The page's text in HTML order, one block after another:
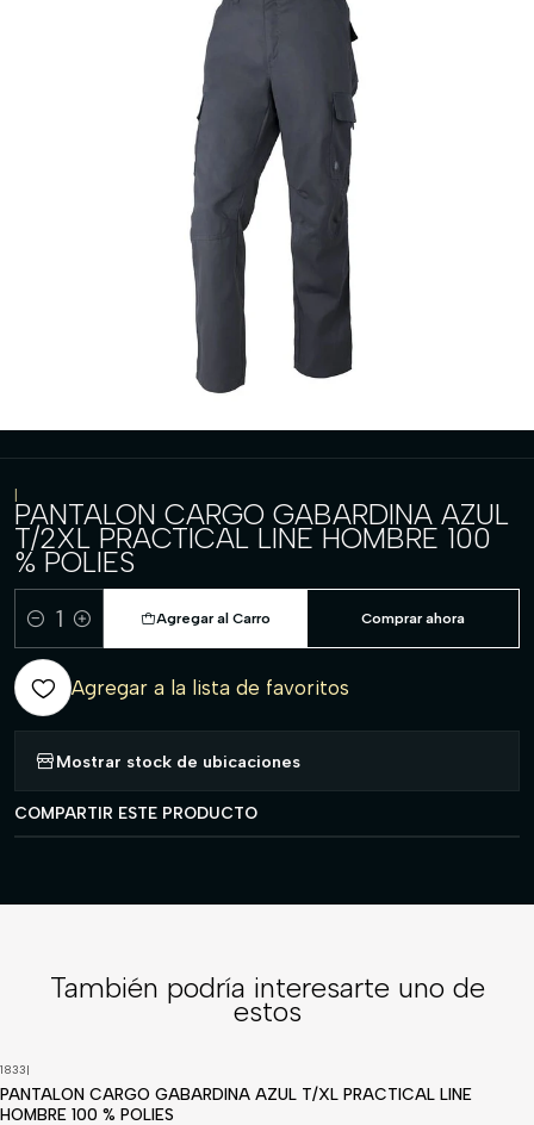
|
PANTALON CARGO GABARDINA AZUL
T/2XL PRACTICAL LINE HOMBRE 100
% POLIES
Cantidad
Agregar al Carro Comprar ahora
Agregar a la lista de favoritos
Mostrar stock de ubicaciones
COMPARTIR ESTE PRODUCTO
También podría interesarte uno de
estos
1833|
PANTALON CARGO GABARDINA AZUL T/XL PRACTICAL LINE
HOMBRE 100 % POLIES